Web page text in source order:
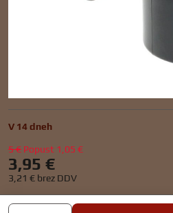
V 14 dneh
5 € Popust 1,05 €
3,95 €
3,21 € brez DDV